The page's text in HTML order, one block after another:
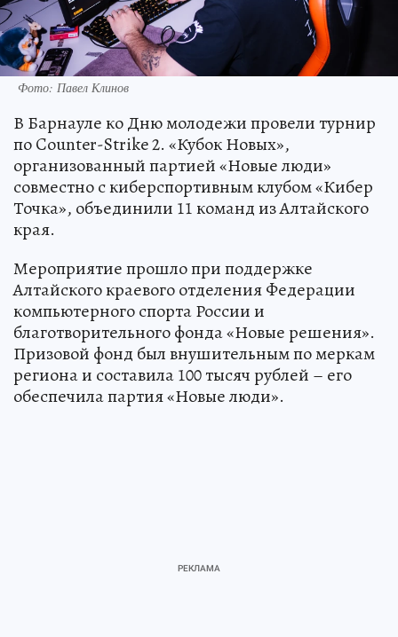
Фото: Павел Клинов
В Барнауле ко Дню молодежи провели турнир
по Counter-Strike 2. «Кубок Новых»,
организованный партией «Новые люди»
совместно с киберспортивным клубом «Кибер
Точка», объединили 11 команд из Алтайского
края.
Мероприятие прошло при поддержке
Алтайского краевого отделения Федерации
компьютерного спорта России и
благотворительного фонда «Новые решения».
Призовой фонд был внушительным по меркам
региона и составила 100 тысяч рублей – его
обеспечила партия «Новые люди».